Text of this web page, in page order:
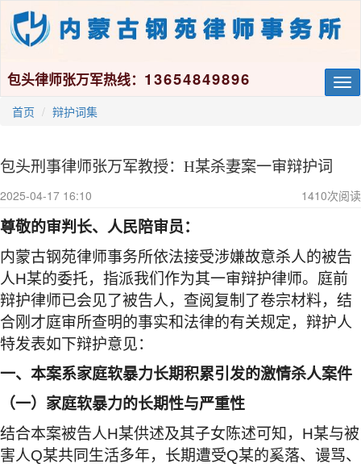
包头律师张万军热线： 13654849896
首页 辩护词集
包头刑事律师张万军教授：H某杀妻案一审辩护词
2025-04-17 16:10 1410次阅读
尊敬的审判长、人民陪审员：
内蒙古钢苑律师事务所依法接受涉嫌故意杀人的被告
人H某的委托，指派我们作为其一审辩护律师。庭前
辩护律师已会见了被告人，查阅复制了卷宗材料，结
合刚才庭审所查明的事实和法律的有关规定，辩护人
特发表如下辩护意见：
一、 本案系家庭软暴力长期积累引发的激情杀人案件
（一）家庭软暴力的长期性与严重性
结合本案被告人H某供述及其子女陈述可知， H某与被
害人Q某共同生活多年，长期遭受Q某的奚落、谩骂、